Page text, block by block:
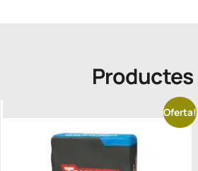
Oferta!